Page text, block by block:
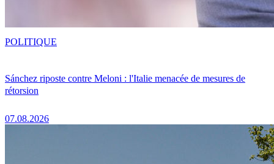
Sánchez riposte contre Meloni : l'Italie menacée de mesures de
rétorsion
07.08.2026
POLITIQUE